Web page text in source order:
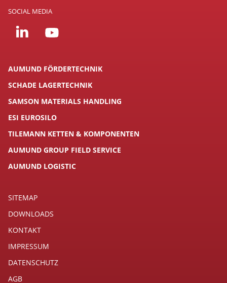
SOCIAL MEDIA
AUMUND FÖRDERTECHNIK
SCHADE LAGERTECHNIK
SAMSON MATERIALS HANDLING
ESI EUROSILO
TILEMANN KETTEN & KOMPONENTEN
AUMUND GROUP FIELD SERVICE
AUMUND LOGISTIC
SITEMAP
DOWNLOADS
KONTAKT
IMPRESSUM
DATENSCHUTZ
AGB